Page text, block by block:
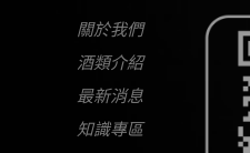
關於我們
酒類介紹
最新消息
知識專區